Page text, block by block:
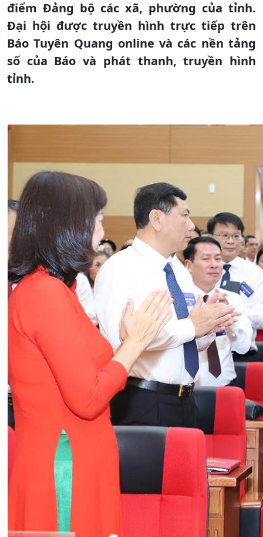
điểm Đảng bộ các xã, phường của tỉnh.
Đại hội được truyền hình trực tiếp trên
Báo Tuyên Quang online và các nền tảng
số của Báo và phát thanh, truyền hình
tỉnh.